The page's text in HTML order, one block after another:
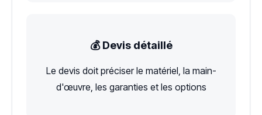
💰 Devis détaillé
Le devis doit préciser le matériel, la main-
d'œuvre, les garanties et les options